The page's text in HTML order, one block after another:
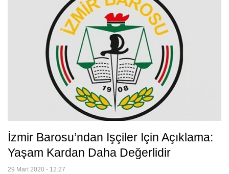
İzmir Barosu’ndan Işçiler Için Açıklama:
Yaşam Kardan Daha Değerlidir
29 Mart 2020 - 12:27